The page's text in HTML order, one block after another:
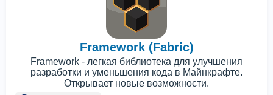
Framework (Fabric)
Framework - легкая библиотека для улучшения
разработки и уменьшения кода в Майнкрафте.
Открывает новые возможности.